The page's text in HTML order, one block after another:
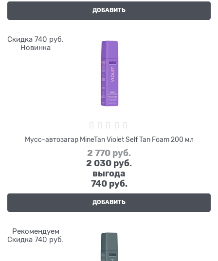
ДОБАВИТЬ
Скидка 740 руб.
Новинка
Мусс-автозагар MineTan Violet Self Tan Foam 200 мл
2 770 руб.
2 030 руб.
выгода
740 руб.
ДОБАВИТЬ
Рекомендуем
Скидка 740 руб.